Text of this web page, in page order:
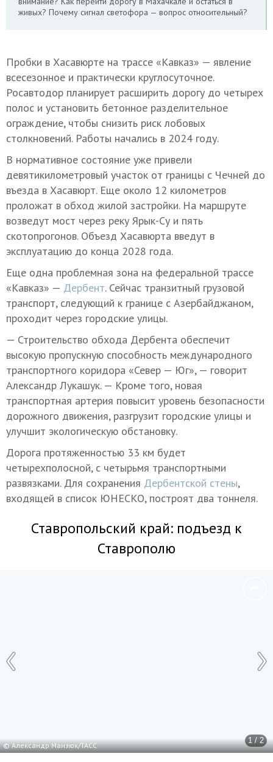
живых? Почему сигнал светофора — вопрос относительный?
Пробки в Хасавюрте на трассе «Кавказ» — явление
всесезонное и практически круглосуточное.
Росавтодор планирует расширить дорогу до четырех
полос и установить бетонное разделительное
ограждение, чтобы снизить риск лобовых
столкновений. Работы начались в 2024 году.
В нормативное состояние уже привели
девятикилометровый участок от границы с Чечней до
въезда в Хасавюрт. Еще около 12 километров
проложат в обход жилой застройки. На маршруте
возведут мост через реку Ярык-Су и пять
скотопрогонов. Объезд Хасавюрта введут в
эксплуатацию до конца 2028 года.
Еще одна проблемная зона на федеральной трассе
«Кавказ» — Дербент. Сейчас транзитный грузовой
транспорт, следующий к границе с Азербайджаном,
проходит через городские улицы.
— Строительство обхода Дербента обеспечит
высокую пропускную способность международного
транспортного коридора «Север — Юг», — говорит
Александр Лукашук. — Кроме того, новая
транспортная артерия повысит уровень безопасности
дорожного движения, разгрузит городские улицы и
улучшит экологическую обстановку.
Дорога протяженностью 33 км будет
четырехполосной, с четырьмя транспортными
развязками. Для сохранения Дербентской стены,
входящей в список ЮНЕСКО, построят два тоннеля.
Ставропольский край: подъезд к
Ставрополю
1 / 2
© Александр Манзюк/ТАСС